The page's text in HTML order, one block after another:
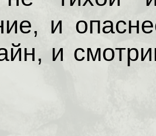
и
и